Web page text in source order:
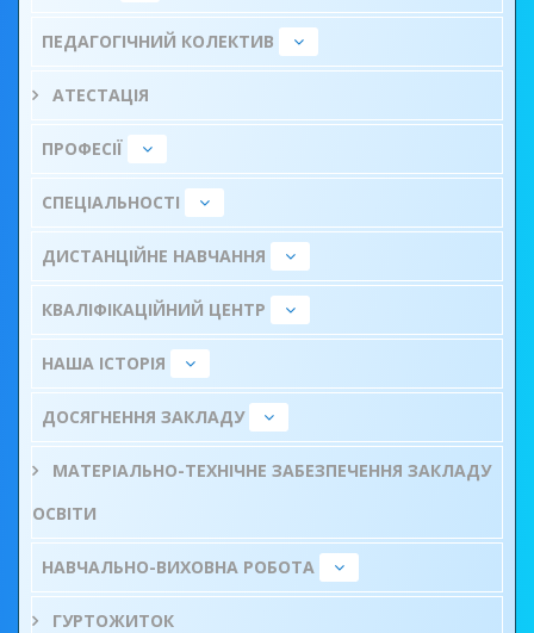
ПЕДАГОГІЧНИЙ КОЛЕКТИВ
АТЕСТАЦІЯ
ПРОФЕСІЇ
СПЕЦІАЛЬНОСТІ
ДИСТАНЦІЙНЕ НАВЧАННЯ
КВАЛІФІКАЦІЙНИЙ ЦЕНТР
НАША ІСТОРІЯ
ДОСЯГНЕННЯ ЗАКЛАДУ
МАТЕРІАЛЬНО-ТЕХНІЧНЕ ЗАБЕЗПЕЧЕННЯ ЗАКЛАДУ
ОСВІТИ
НАВЧАЛЬНО-ВИХОВНА РОБОТА
ГУРТОЖИТОК